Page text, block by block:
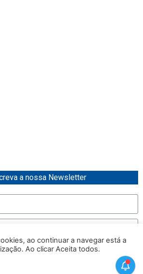
a nossa Newsletter
Enviar
ao continuar a navegar está a
Ao clicar Aceita todos.